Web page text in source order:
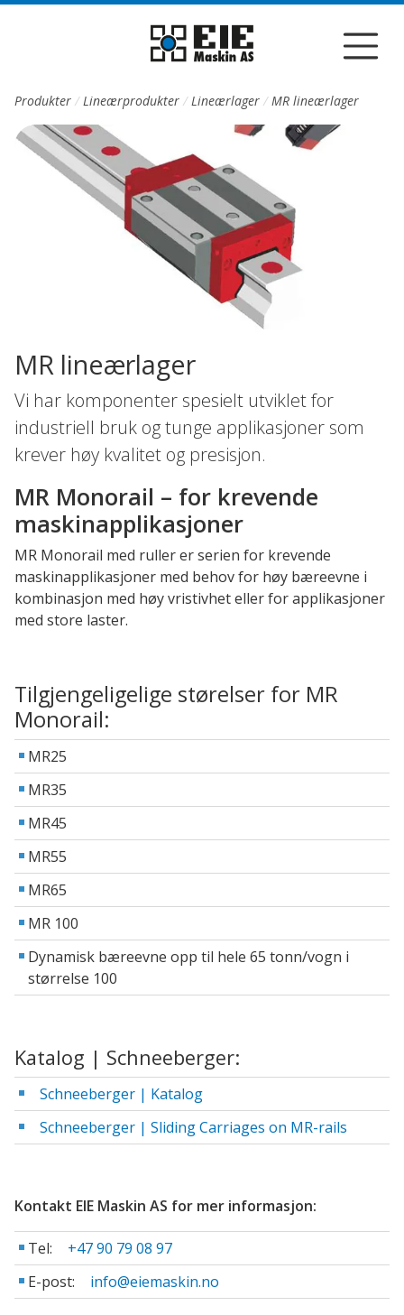
Till sidans huvudinnehåll
Produkter Lineærprodukter Lineærlager MR lineærlager
MR lineærlager
Vi har komponenter spesielt utviklet for
industriell bruk og tunge applikasjoner som
krever høy kvalitet og presisjon.
MR Monorail – for krevende
maskinapplikasjoner
MR Monorail med ruller er serien for krevende
maskinapplikasjoner med behov for høy bæreevne i
kombinasjon med høy vristivhet eller for applikasjoner
med store laster.
Tilgjengeligelige størelser for MR
Monorail:
MR25
MR35
MR45
MR55
MR65
MR 100
Dynamisk bæreevne opp til hele 65 tonn/vogn i
størrelse 100
Katalog | Schneeberger:
Schneeberger | Katalog
Schneeberger | Sliding Carriages on MR-rails
Kontakt EIE Maskin AS for mer informasjon:
Tel:
+47 90 79 08 97
E-post:
info@eiemaskin.no